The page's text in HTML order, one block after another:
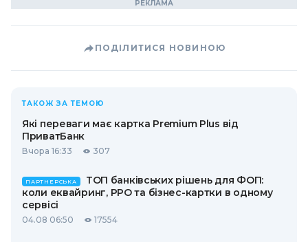
ПОДІЛИТИСЯ НОВИНОЮ
ТАКОЖ ЗА ТЕМОЮ
Які переваги має картка Premium Plus від
ПриватБанк
Вчора 16:33 307
ПАРТНЕРСЬКА
ТОП банківських рішень для ФОП:
коли еквайринг, РРО та бізнес-картки в одному
сервісі
04.08 06:50 17554